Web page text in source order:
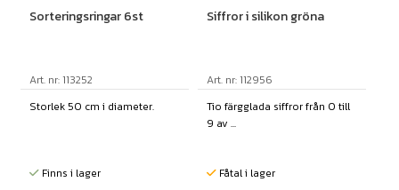
Sorteringsringar 6st
Art. nr: 113252
Storlek 50 cm i diameter.
Finns i lager
Siffror i silikon gröna
Art. nr: 112956
Tio färgglada siffror från 0 till
9 av ...
Fåtal i lager